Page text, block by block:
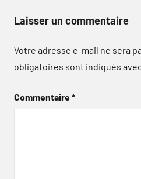
Laisser un commentaire
Votre adresse e-mail ne sera
obligatoires sont indiqués
Commentaire*